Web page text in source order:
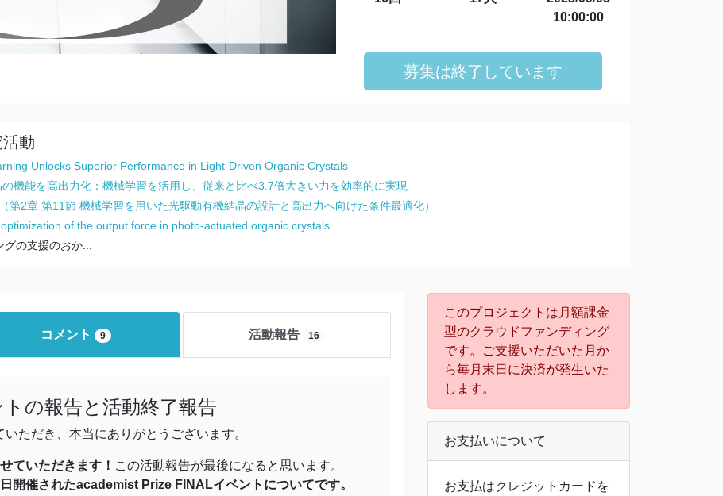
10:00:00
募集は終了しています
動
Unlocks Superior Performance in Light-Driven Organic Crystals
機能を高出力化：機械学習を活用し、従来と比べ3.7倍大きい力を効率的に実現
第2章 第11節 機械学習を用いた光駆動有機結晶の設計と高出力へ向けた条件最適化）
of the output force in photo-actuated organic crystals
の支援のおか...
コメント 9 活動報告 16
の報告と活動終了報告
ただき、本当にありがとうございます。
ていただきます！ この活動報告が最後になると思います。
開催されたacademist Prize FINALイベントについてです。
このプロジェクトは月額課金
型のクラウドファンディング
です。ご支援いただいた月か
ら毎月末日に決済が発生いた
します。
お支払いについて
お支払はクレジットカードを